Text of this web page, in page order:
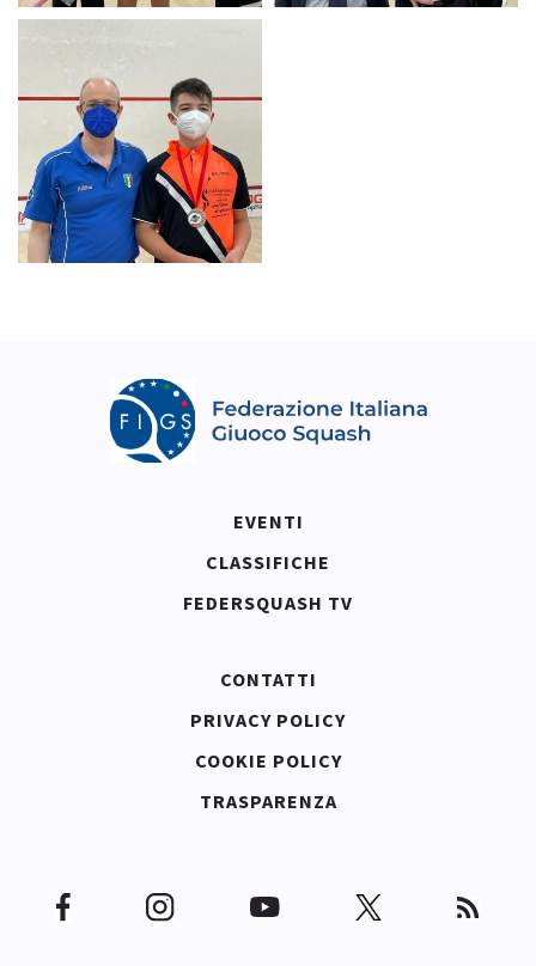
EVENTI
CLASSIFICHE
FEDERSQUASH TV
CONTATTI
PRIVACY POLICY
COOKIE POLICY
TRASPARENZA